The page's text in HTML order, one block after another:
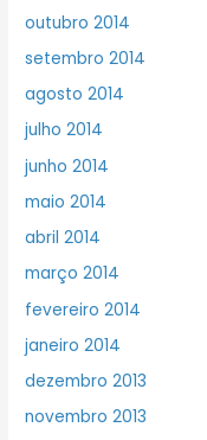
outubro 2014
setembro 2014
agosto 2014
julho 2014
junho 2014
maio 2014
abril 2014
março 2014
fevereiro 2014
janeiro 2014
dezembro 2013
novembro 2013